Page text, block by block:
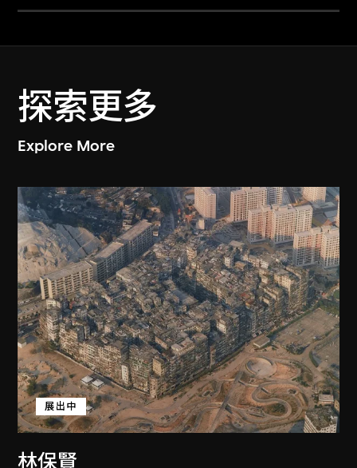
探索更多
Explore More
林保賢
展出中